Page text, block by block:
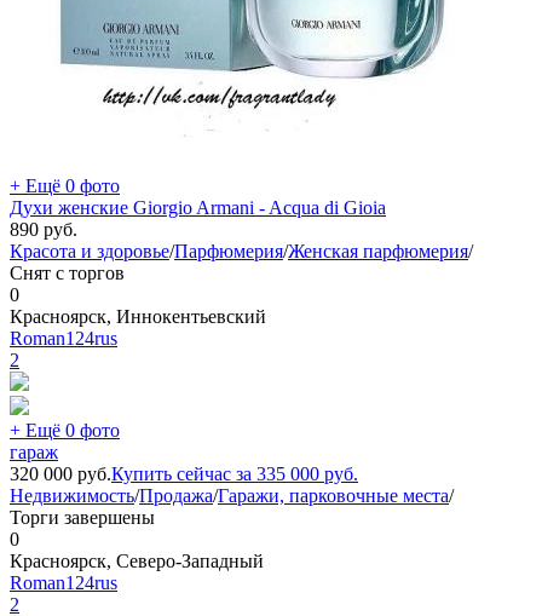
+ Ещё 0 фото
Духи женские Giorgio Armani - Acqua di Gioia
890 руб.
Красота и здоровье/Парфюмерия/Женская парфюмерия/
Снят с торгов
0
Красноярск, Иннокентьевский
Roman124rus
2
+ Ещё 0 фото
гараж
320 000 руб.Купить сейчас за 335 000 руб.
Недвижимость/Продажа/Гаражи, парковочные места/
Торги завершены
0
Красноярск, Северо-Западный
Roman124rus
2